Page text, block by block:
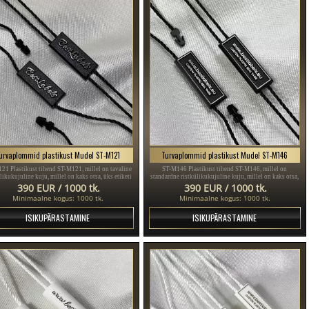
plastikust Mudel ST-M121
Plastikust tihend ST-M121, millel on tavaline
kuju, millel on kaks otsa, üks etiketi
ja teine ots toote sulgemiseks, sobib eriti
riiete, kingade, kottide, ehete jms jaoks.
390 EUR / 1000 tk.
Minimaalne kogus: 1000 tk.
ISIKUPÄRASTAMINE
Turvaplommid plastikust Mudel ST-M146
ST-M146 Plastikust tihend ST-M146, millel on
standardne ristkülikukujuline kuju, millel on kaks otsa,
üks etiketi sulgemiseks ja teine ots toote sulgemiseks,
sobib eriti riiete, kingade, kottide, ehete jms jaoks.
390 EUR / 1000 tk.
Minimaalne kogus: 1000 tk.
ISIKUPÄRASTAMINE